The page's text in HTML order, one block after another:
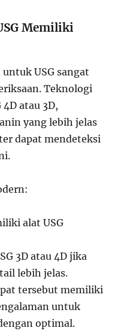
Memiliki
USG sangat
Teknologi
4D atau 3D,
yang lebih jelas
dapat mendeteksi
alat USG
3D atau 4D jika
lebih jelas.
tersebut memiliki
untuk
optimal.